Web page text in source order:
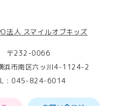
〒232-0066
浜市南区六ッ川4-1124-2
:045-824-6014